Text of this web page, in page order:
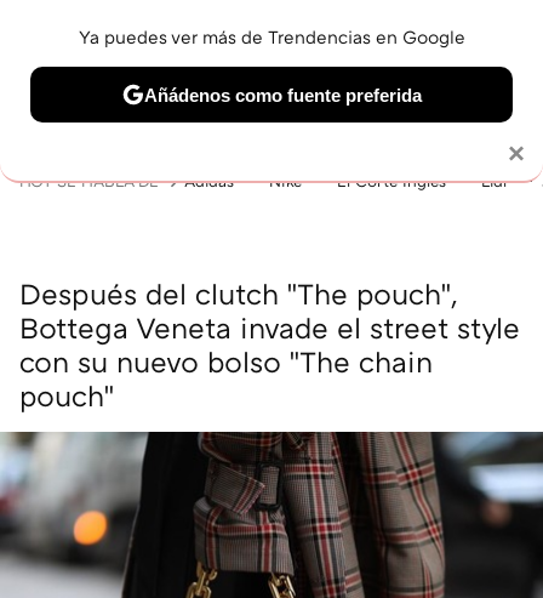
BELLEZA SHOPPING VIAJES GASTRO SNEAKERS
HOY SE HABLA DE Adidas Nike El Corte Inglés Lidl
Después del clutch "The pouch",
Bottega Veneta invade el street style
con su nuevo bolso "The chain
pouch"
×
Ya puedes ver más de Trendencias en Google
Añádenos como fuente preferida